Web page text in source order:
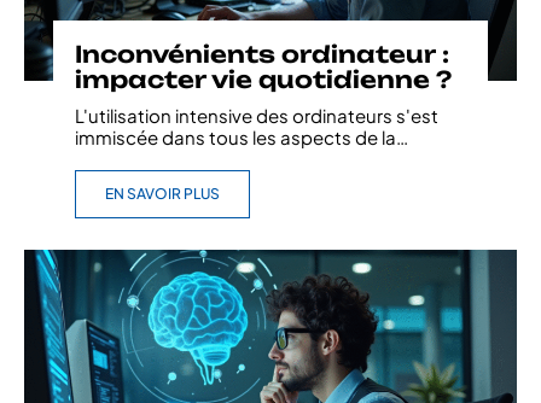
Inconvénients ordinateur :
impacter vie quotidienne ?
L'utilisation intensive des ordinateurs s'est
immiscée dans tous les aspects de la
EN SAVOIR PLUS